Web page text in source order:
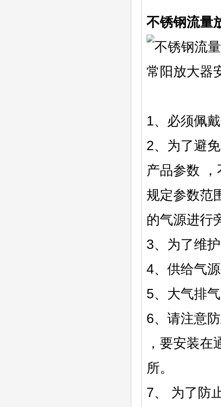
不锈钢流量
常阳放大器
1、必须佩
2、为了避
产品参数
规定参数范
的气源进行
3、为了维
4、供给气
5、大气排
6、请注意
，要安装在
所。
7、 为了防